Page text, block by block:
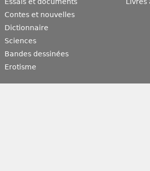
Essais et documents
Contes et nouvelles
Dictionnaire
Sciences
Bandes dessinées
Erotisme
Livres